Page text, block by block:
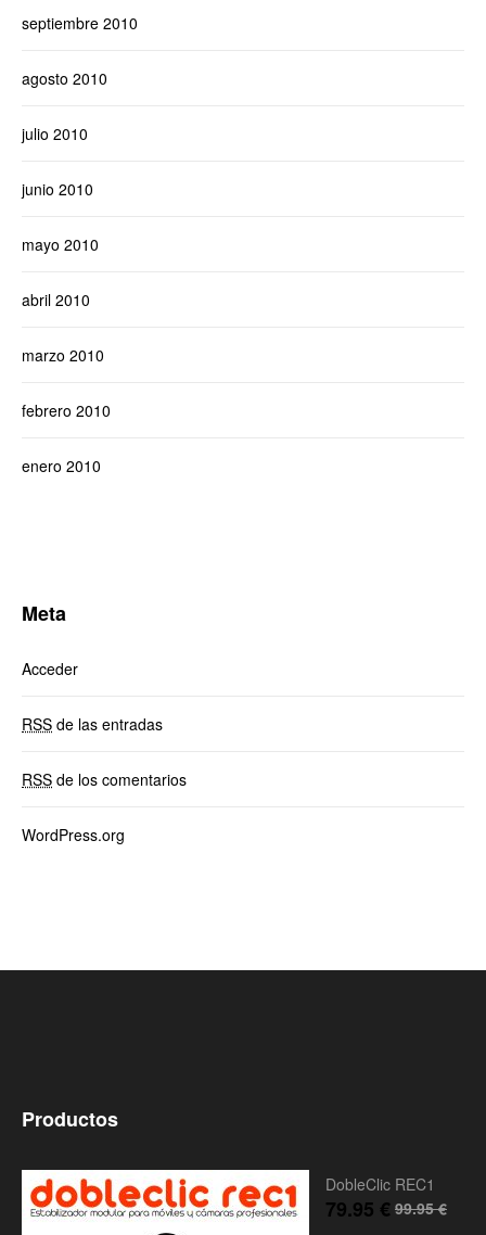
septiembre 2010
agosto 2010
julio 2010
junio 2010
mayo 2010
abril 2010
marzo 2010
febrero 2010
enero 2010
Meta
Acceder
RSS de las entradas
RSS de los comentarios
WordPress.org
Productos
DobleClic REC1
99.95€
79.95 €